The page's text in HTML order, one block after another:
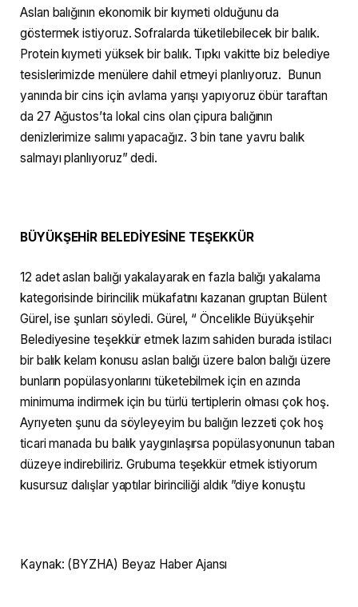
Aslan balığının ekonomik bir kıymeti olduğunu da
göstermek istiyoruz. Sofralarda tüketilebilecek bir balık.
Protein kıymeti yüksek bir balık. Tıpkı vakitte biz belediye
tesislerimizde menülere dahil etmeyi planlıyoruz. Bunun
yanında bir cins için avlama yarışı yapıyoruz öbür taraftan
da 27 Ağustos’ta lokal cins olan çipura balığının
denizlerimize salımı yapacağız. 3 bin tane yavru balık
salmayı planlıyoruz” dedi.
BÜYÜKŞEHİR BELEDİYESİNE TEŞEKKÜR
12 adet aslan balığı yakalayarak en fazla balığı yakalama
kategorisinde birincilik mükafatını kazanan gruptan Bülent
Gürel, ise şunları söyledi. Gürel, “ Öncelikle Büyükşehir
Belediyesine teşekkür etmek lazım sahiden burada istilacı
bir balık kelam konusu aslan balığı üzere balon balığı üzere
bunların popülasyonlarını tüketebilmek için en azında
minimuma indirmek için bu türlü tertiplerin olması çok hoş.
Ayrıyeten şunu da söyleyeyim bu balığın lezzeti çok hoş
ticari manada bu balık yaygınlaşırsa popülasyonunun taban
düzeye indirebiliriz. Grubuma teşekkür etmek istiyorum
kusursuz dalışlar yaptılar birinciliği aldık ”diye konuştu
Kaynak: (BYZHA) Beyaz Haber Ajansı